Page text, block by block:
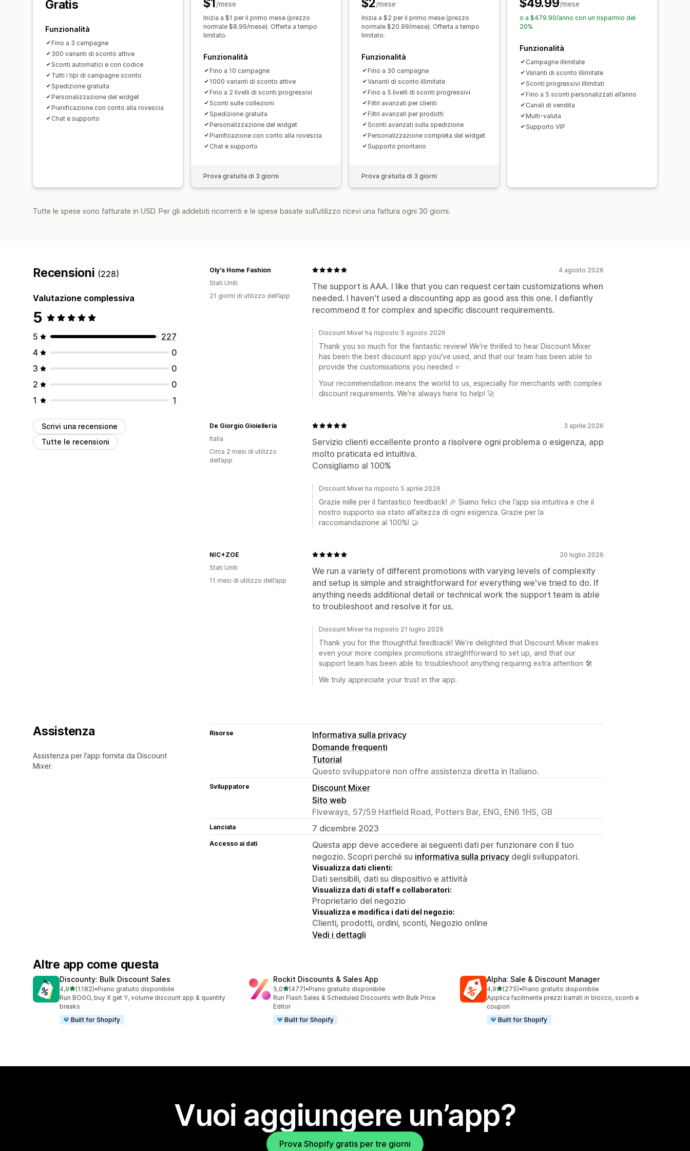
Codice personalizzato
Localizzazione
Trigger e regole Accumulo degli sconti
Automazioni
Targeting
Geolocalizzazione Segmentazione Aggiunta di tag
Gratis
Funzionalità
Fino a 3 campagne
300 varianti di sconto attive
Sconti automatici e con codice
Tutti i tipi di campagne sconto
Spedizione gratuita
Personalizzazione del widget
Pianificazione con conto alla rovescia
Chat e supporto
$1/mese
Inizia a $1 per il primo mese (prezzo
normale $8.99/mese). Offerta a tempo
limitato.
Funzionalità
Fino a 10 campagne
1000 varianti di sconto attive
Fino a 2 livelli di sconti progressivi
Sconti sulle collezioni
Spedizione gratuita
Personalizzazione del widget
Pianificazione con conto alla rovescia
Chat e supporto
Prova gratuita di 3 giorni
$2/mese
Inizia a $2 per il primo mese (prezzo
normale $20.99/mese). Offerta a tempo
limitato.
Funzionalità
Fino a 30 campagne
Varianti di sconto illimitate
Fino a 5 livelli di sconti progressivi
Filtri avanzati per clienti
Filtri avanzati per prodotti
Sconti avanzati sulla spedizione
Personalizzazione completa del widget
Supporto prioritario
Prova gratuita di 3 giorni
$49.99/mese
o a $479.90/anno con un risparmio del
20%
Funzionalità
Campagne illimitate
Varianti di sconto illimitate
Sconti progressivi illimitati
Fino a 5 sconti personalizzati all’anno
Canali di vendita
Multi-valuta
Supporto VIP
Tutte le spese sono fatturate in USD. Per gli addebiti ricorrenti e le spese basate sull’utilizzo ricevi una fattura ogni 30 giorni.
Recensioni (228)
Valutazione complessiva
5
5
227
4
0
3
0
2
0
1
1
Scrivi una recensione
Tutte le recensioni
4 agosto 2026
The support is AAA. I like that you can request certain customizations when
needed. I haven't used a discounting app as good ass this one. I defiantly
recommend it for complex and specific discount requirements.
Oly's Home Fashion
Stati Uniti
21 giorni di utilizzo dell’app
Discount Mixer ha risposto 5 agosto 2026
Thank you so much for the fantastic review! We're thrilled to hear Discount Mixer
has been the best discount app you've used, and that our team has been able to
provide the customisations you needed ⭐
Your recommendation means the world to us, especially for merchants with complex
discount requirements. We're always here to help! 🚀
3 aprile 2026
Servizio clienti eccellente pronto a risolvere ogni problema o esigenza, app
molto praticata ed intuitiva.
Consigliamo al 100%
De Giorgio Gioielleria
Italia
Circa 2 mesi di utilizzo
dell’app
Discount Mixer ha risposto 5 aprile 2026
Grazie mille per il fantastico feedback! 🎉 Siamo felici che l’app sia intuitiva e che il
nostro supporto sia stato all’altezza di ogni esigenza. Grazie per la
raccomandazione al 100%! 🤝
20 luglio 2026
We run a variety of different promotions with varying levels of complexity
and setup is simple and straightforward for everything we've tried to do. If
anything needs additional detail or technical work the support team is able
to troubleshoot and resolve it for us.
NIC+ZOE
Stati Uniti
11 mesi di utilizzo dell’app
Discount Mixer ha risposto 21 luglio 2026
Thank you for the thoughtful feedback! We’re delighted that Discount Mixer makes
even your more complex promotions straightforward to set up, and that our
support team has been able to troubleshoot anything requiring extra attention 🛠️
We truly appreciate your trust in the app.
Assistenza
Assistenza per l’app fornita da Discount
Mixer.
Risorse
Informativa sulla privacy
Domande frequenti
Tutorial
Questo sviluppatore non offre assistenza diretta in Italiano.
Sviluppatore
Discount Mixer
Sito web
Fiveways, 57/59 Hatfield Road, Potters Bar, ENG, EN6 1HS, GB
Lanciata 7 dicembre 2023
Accesso ai dati
Questa app deve accedere ai seguenti dati per funzionare con il tuo
negozio. Scopri perché su informativa sulla privacy degli sviluppatori.
Visualizza dati clienti:
Dati sensibili, dati su dispositivo e attività
Visualizza dati di staff e collaboratori:
Proprietario del negozio
Visualizza e modifica i dati del negozio:
Clienti, prodotti, ordini, sconti, Negozio online
Vedi i dettagli
Altre app come questa
Discounty: Bulk Discount Sales
4,9stelle su 5
(1.182)
1182 recensioni totali
•Piano gratuito disponibile
Run BOGO, buy X get Y, volume discount app & quantity
breaks
Built for Shopify
Rockit Discounts & Sales App
5,0stelle su 5
(477)
477 recensioni totali
•Piano gratuito disponibile
Run Flash Sales & Scheduled Discounts with Bulk Price
Editor
Built for Shopify
Alpha: Sale & Discount Manager
4,9stelle su 5
(275)
275 recensioni totali
•Piano gratuito disponibile
Applica facilmente prezzi barrati in blocco, sconti e
coupon
Built for Shopify
Vuoi aggiungere un’app?
Prova Shopify gratis per tre giorni